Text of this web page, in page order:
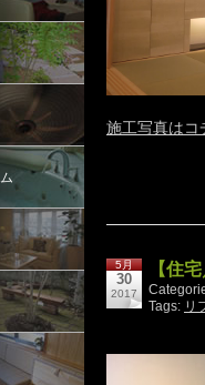
施工写真はコ
5月
30
2017
【住
Tags: リ